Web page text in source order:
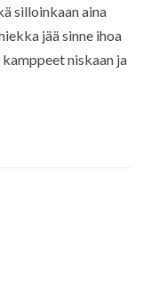
silloinkaan aina
jää sinne ihoa
niskaan ja